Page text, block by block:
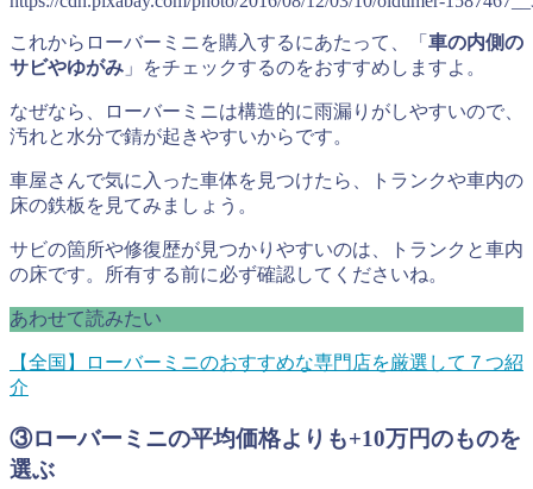
これからローバーミニを購入するにあたって、「 車の内側の
サビやゆがみ 」をチェックするのをおすすめしますよ。
なぜなら、ローバーミニは構造的に雨漏りがしやすいので、
汚れと水分で錆が起きやすいからです。
車屋さんで気に入った車体を見つけたら、トランクや車内の
床の鉄板を見てみましょう。
サビの箇所や修復歴が見つかりやすいのは、トランクと車内
の床です。所有する前に必ず確認してくださいね。
あわせて読みたい
【全国】ローバーミニのおすすめな専門店を厳選して７つ紹
介
③ローバーミニの平均価格よりも+10万円のものを
選ぶ